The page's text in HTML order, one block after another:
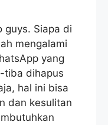
guys. Siapa di
mengalami
yang
tiba dihapus
hal ini bisa
dan kesulitan